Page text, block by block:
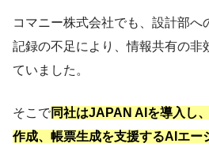
コマニー株式会社でも、設計部へ
記録の不足により、情報共有の非
ていました。
そこで同社はJAPAN AIを導入し
作成、帳票生成を支援するAIエー